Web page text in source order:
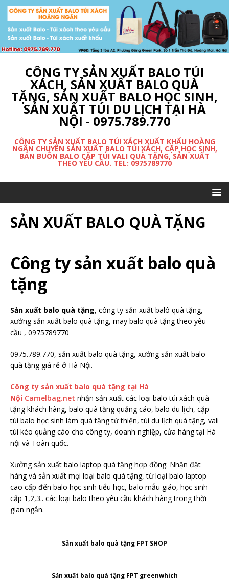
CÔNG TY SẢN XUẤT BALO TÚI
XÁCH, SẢN XUẤT BALO QUÀ
TẶNG, SẢN XUẤT BALO HỌC SINH,
SẢN XUẤT TÚI DU LỊCH TẠI HÀ
NỘI - 0975.789.770
CÔNG TY SẢN XUẤT BALO TÚI XÁCH XUẤT KHẨU HOÀNG
NGÂN CHUYÊN SẢN XUẤT BALO TÚI XÁCH, CẶP HỌC SINH,
BÁN BUÔN BALO CẶP TÚI VALI QUÀ TẶNG, SẢN XUẤT
THEO YÊU CẦU. TEL: 0975789770
SẢN XUẤT BALO QUÀ TẶNG
Công ty sản xuất balo quà
tặng
Sản xuất balo quà tặng, công ty sản xuất balô quà tặng,
xưởng sản xuất balo quà tặng, may balo quà tặng theo yêu
cầu , 0975789770
0975.789.770, sản xuất balo quà tặng, xưởng sản xuất balo
quà tặng giá rẻ ở Hà Nội.
Công ty sản xuất balo quà tặng tại Hà
Nội Camelbag.net nhận sản xuất các loại balo túi xách quà
tặng khách hàng, balo quà tặng quảng cáo, balo du lịch, cặp
túi balo học sinh làm quà tặng từ thiện, túi du lịch quà tặng, vali
túi kéo quảng cáo cho công ty, doanh nghiệp, cửa hàng tại Hà
nội và Toàn quốc.
Xưởng sản xuất balo laptop quà tặng hợp đồng: Nhận đặt
hàng và sản xuất mọi loại balo quà tặng, từ loại balo laptop
cao cấp đến balo học sinh tiểu học, balo mẫu giáo, học sinh
cấp 1,2,3.. các loại balo theo yêu cầu khách hàng trong thời
gian ngắn.
Sản xuất balo quà tặng FPT SHOP
Sản xuất balo quà tặng FPT greenwhich